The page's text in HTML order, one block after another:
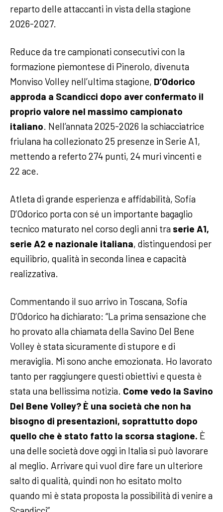
reparto delle attaccanti in vista della stagione
2026-2027.
Reduce da tre campionati consecutivi con la
formazione piemontese di Pinerolo, divenuta
Monviso Volley nell’ultima stagione, D’Odorico
approda a Scandicci dopo aver confermato il
proprio valore nel massimo campionato
italiano. Nell’annata 2025-2026 la schiacciatrice
friulana ha collezionato 25 presenze in Serie A1,
mettendo a referto 274 punti, 24 muri vincenti e
22 ace.
Atleta di grande esperienza e affidabilità, Sofia
D’Odorico porta con sé un importante bagaglio
tecnico maturato nel corso degli anni tra serie A1,
serie A2 e nazionale italiana, distinguendosi per
equilibrio, qualità in seconda linea e capacità
realizzativa.
Commentando il suo arrivo in Toscana, Sofia
D’Odorico ha dichiarato: “La prima sensazione che
ho provato alla chiamata della Savino Del Bene
Volley è stata sicuramente di stupore e di
meraviglia. Mi sono anche emozionata. Ho lavorato
tanto per raggiungere questi obiettivi e questa è
stata una bellissima notizia. Come vedo la Savino
Del Bene Volley? È una società che non ha
bisogno di presentazioni, soprattutto dopo
quello che è stato fatto la scorsa stagione. È
una delle società dove oggi in Italia si può lavorare
al meglio. Arrivare qui vuol dire fare un ulteriore
salto di qualità, quindi non ho esitato molto
quando mi è stata proposta la possibilità di venire a